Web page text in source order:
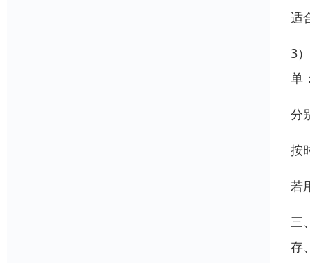
适
3
单
分
按
若
三
存